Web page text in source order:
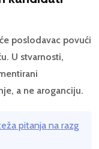
poslodavac povući
U stvarnosti,
a ne aroganciju.
pitanja na razg